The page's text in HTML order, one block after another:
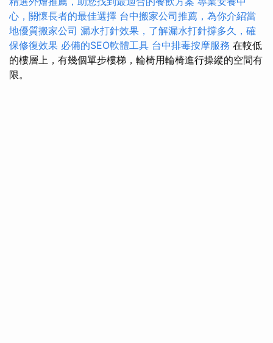
心，關懷長者的最佳選擇 台中搬家公司推薦，為你介紹當
地優質搬家公司 漏水打針效果，了解漏水打針撐多久，確
保修復效果 必備的SEO軟體工具 台中排毒按摩服務 在較低
的樓層上，有幾個單步樓梯，輪椅用輪椅進行操縱的空間有
限。